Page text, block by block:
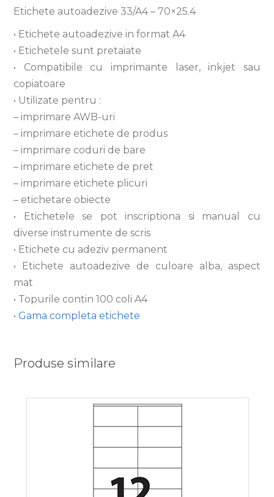
Etichete autoadezive 33/A4 – 70×25.4
• Etichete autoadezive in format A4
• Etichetele sunt pretaiate
• Compatibile cu imprimante laser, inkjet sau
copiatoare
• Utilizate pentru :
– imprimare AWB-uri
– imprimare etichete de produs
– imprimare coduri de bare
– imprimare etichete de pret
– imprimare etichete plicuri
– etichetare obiecte
• Etichetele se pot inscriptiona si manual cu
diverse instrumente de scris
• Etichete cu adeziv permanent
• Etichete autoadezive de culoare alba, aspect
mat
• Topurile contin 100 coli A4
•Gama completa etichete
Produse similare